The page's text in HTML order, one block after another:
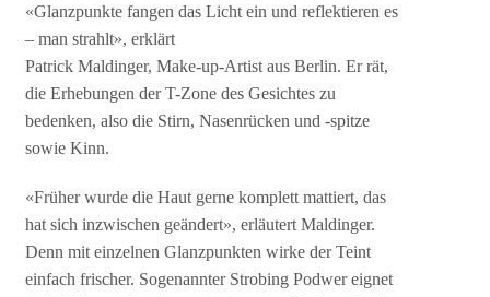
«Glanzpunkte fangen das Licht ein und reflektieren es
– man strahlt», erklärt
Patrick Maldinger, Make-up-Artist aus Berlin. Er rät,
die Erhebungen der T-Zone des Gesichtes zu
bedenken, also die Stirn, Nasenrücken und -spitze
sowie Kinn.
«Früher wurde die Haut gerne komplett mattiert, das
hat sich inzwischen geändert», erläutert Maldinger.
Denn mit einzelnen Glanzpunkten wirke der Teint
einfach frischer. Sogenannter Strobing Podwer eignet